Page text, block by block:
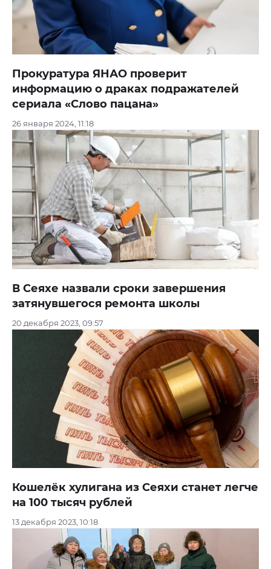
Прокуратура ЯНАО проверит
информацию о драках подражателей
сериала «Слово пацана»
26 января 2024, 11:18
В Сеяхе назвали сроки завершения
затянувшегося ремонта школы
20 декабря 2023, 09:57
Кошелёк хулигана из Сеяхи станет легче
на 100 тысяч рублей
13 декабря 2023, 10:18